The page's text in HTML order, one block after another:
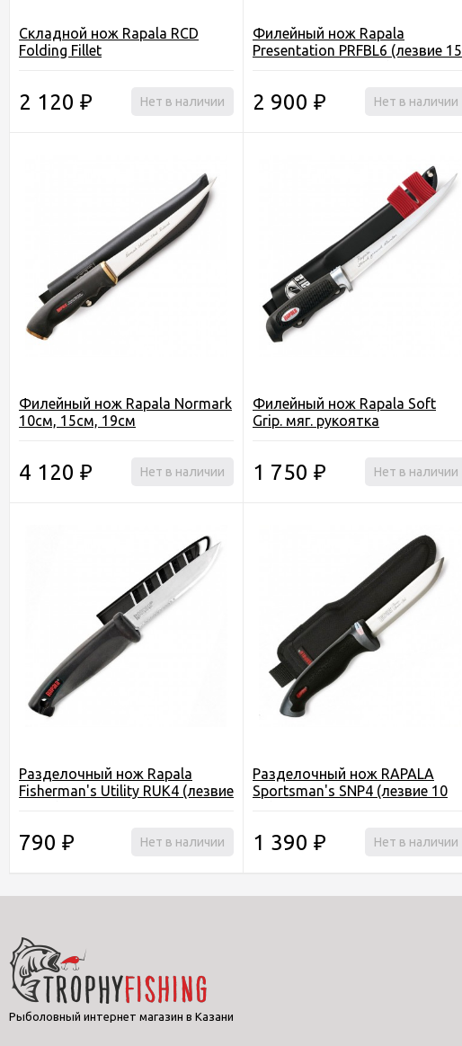
Cкладной нож Rapala RCD
Folding Fillet
2 120 ₽ Нет в наличии
Филейный нож Rapala
Presentation PRFBL6 (лезвие 15
2 900 ₽ Нет в наличии
Филейный нож Rapala Normark
10см, 15см, 19см
4 120 ₽ Нет в наличии
Филейный нож Rapala Soft
Grip. мяг. рукоятка
1 750 ₽ Нет в наличии
Разделочный нож Rapala
Fisherman's Utility RUK4 (лезвие
790 ₽ Нет в наличии
Разделочный нож RAPALA
Sportsman's SNP4 (лезвие 10
1 390 ₽ Нет в наличии
Рыболовный интернет магазин в Казани